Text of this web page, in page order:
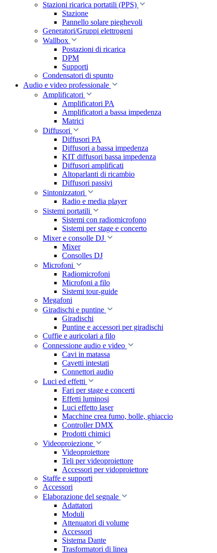
Stazioni ricarica portatili (PPS)
Stazione
Pannello solare pieghevoli
Generatori/Gruppi elettrogeni
Wallbox
Postazioni di ricarica
DPM
Supporti
Condensatori di spunto
Audio e video professionale
Amplificatori
Amplificatori PA
Amplificatori a bassa impedenza
Matrici
Diffusori
Diffusori PA
Diffusori a bassa impedenza
KIT diffusori bassa impedenza
Diffusori amplificati
Altoparlanti di ricambio
Diffusori passivi
Sintonizzatori
Radio e media player
Sistemi portatili
Sistemi con radiomicrofono
Sistemi per stage e concerto
Mixer e consolle DJ
Mixer
Consolles DJ
Microfoni
Radiomicrofoni
Microfoni a filo
Sistemi tour-guide
Megafoni
Giradischi e puntine
Giradischi
Puntine e accessori per giradischi
Cuffie e auricolari a filo
Connessione audio e video
Cavi in matassa
Cavetti intestati
Connettori audio
Luci ed effetti
Fari per stage e concerti
Effetti luminosi
Luci effetto laser
Macchine crea fumo, bolle, ghiaccio
Controller DMX
Prodotti chimici
Videoproiezione
Videoproiettore
Teli per videoproiettore
Accessori per vidoproiettore
Staffe e supporti
Accessori
Elaborazione del segnale
Adattatori
Moduli
Attenuatori di volume
Accessori
Sistema Dante
Trasformatori di linea